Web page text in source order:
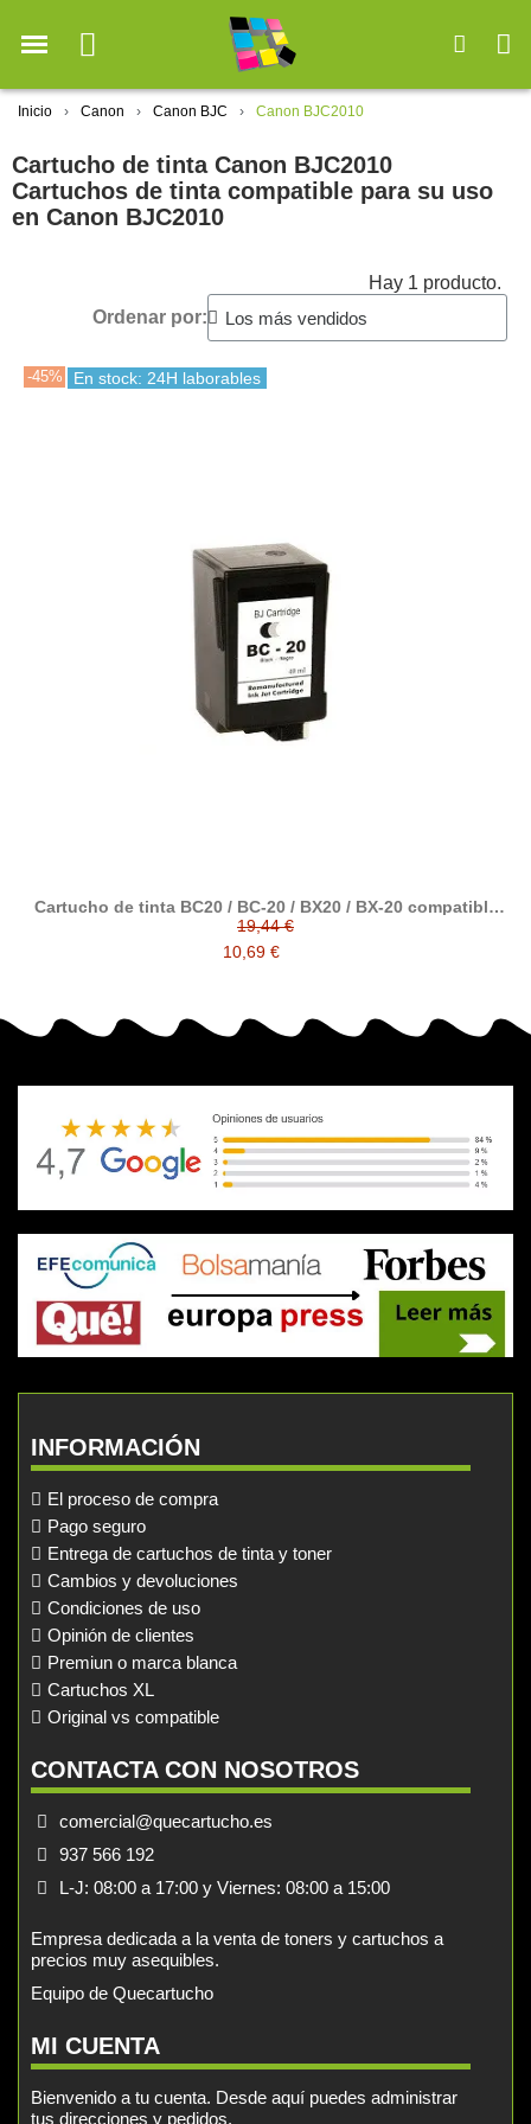
Inicio Canon Canon BJC Canon BJC2010
Cartucho de tinta Canon BJC2010
Cartuchos de tinta compatible para su uso
en Canon BJC2010
Hay 1 producto.
Ordenar por:
-45% En stock: 24H laborables
Cartucho de tinta BC20 / BC-20 / BX20 / BX-20 compatible
con cartucho original canon 0896A002
19,44 €
10,69 €
INFORMACIÓN
El proceso de compra
Pago seguro
Entrega de cartuchos de tinta y toner
Cambios y devoluciones
Condiciones de uso
Opinión de clientes
Premiun o marca blanca
Cartuchos XL
Original vs compatible
CONTACTA CON NOSOTROS
comercial@quecartucho.es
937 566 192
L-J: 08:00 a 17:00 y Viernes: 08:00 a 15:00
Empresa dedicada a la venta de toners y cartuchos a
precios muy asequibles.
Equipo de Quecartucho
MI CUENTA
Bienvenido a tu cuenta. Desde aquí puedes administrar
tus direcciones y pedidos.